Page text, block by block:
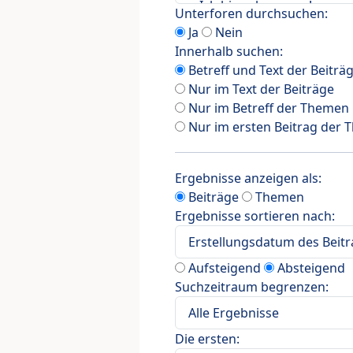
Unterforen durchsuchen:
Ja
Nein
Innerhalb suchen:
Betreff und Text der
Nur im Text der Beiträge
Nur im Betreff der Themen
Nur im ersten Beitrag der
Ergebnisse anzeigen als:
Beiträge
Themen
Ergebnisse sortieren nach:
Aufsteigend
Absteigend
Suchzeitraum begrenzen:
Die ersten: